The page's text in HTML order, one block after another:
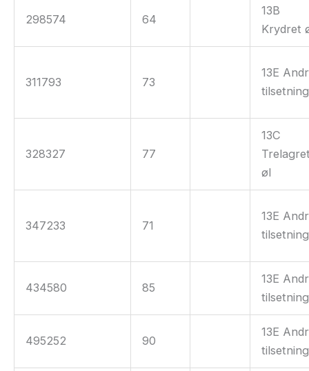
298574 64
13B
Krydret
311793 73
13E
328327 77
13C
øl
347233 71
13E
434580 85
13E
495252 90
13E